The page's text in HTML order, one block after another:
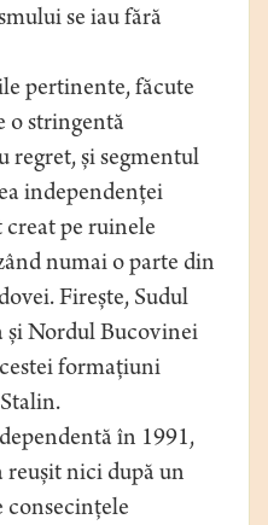
se iau fără
pertinente, făcute
o stringentă
regret, și segmentul
independenței
pe ruinele
numai o parte din
Firește, Sudul
și Nordul Bucovinei
formațiuni
în 1991,
reușit nici după un
consecințele